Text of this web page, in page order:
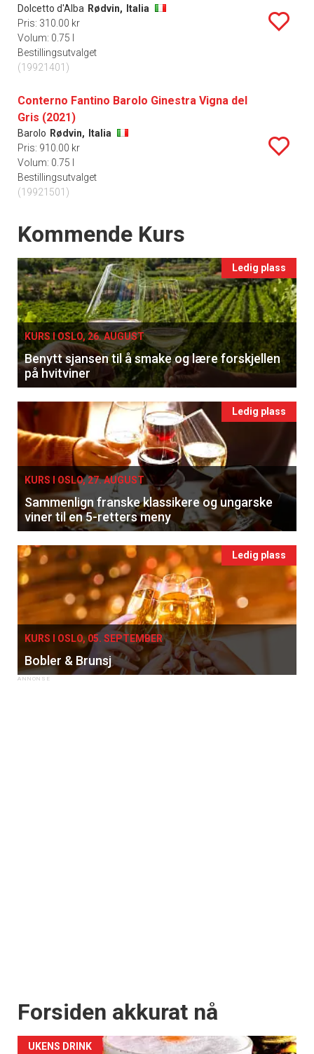
Dolcetto d'Alba Rødvin,
Italia
Pris: 310.00 kr
Volum: 0.75 l
Bestillingsutvalget
(19921401)
Conterno Fantino Barolo Ginestra Vigna del
Gris (2021)
Barolo Rødvin,
Italia
Pris: 910.00 kr
Volum: 0.75 l
Bestillingsutvalget
(19921501)
Events
Kommende Kurs
Ledig plass
KURS I OSLO, 26. AUGUST
Benytt sjansen til å smake og lære forskjellen
på hvitviner
Ledig plass
KURS I OSLO, 27. AUGUST
Sammenlign franske klassikere og ungarske
viner til en 5-retters meny
Ledig plass
KURS I OSLO, 05. SEPTEMBER
Bobler & Brunsj
Forsiden akkurat nå
UKENS DRINK